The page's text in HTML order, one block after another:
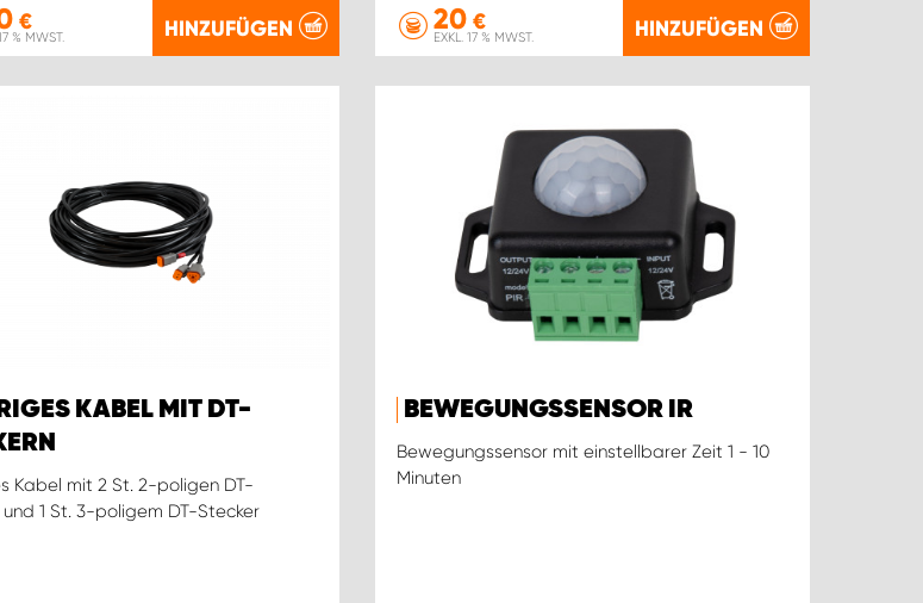
€
% MWST. HINZUFÜGEN 20 €
EXKL. 17 % MWST. HINZUFÜGEN
KABEL MIT DT-
Kabel mit 2 St. 2-poligen DT-
1 St. 3-poligem DT-Stecker
BEWEGUNGSSENSOR IR
Bewegungssensor mit einstellbarer Zeit 1 - 10
Minuten